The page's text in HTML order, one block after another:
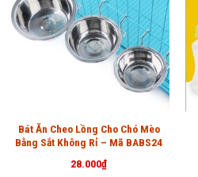
Bát Ăn Cheo Lồng Cho Chó Mèo
Bằng Sắt Không Rỉ – Mã BABS24
28.000₫